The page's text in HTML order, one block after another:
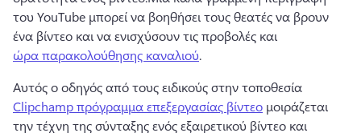
του YouTube μπορεί να βοηθήσει τους θεατές να βρουν
ένα βίντεο και να ενισχύσουν τις προβολές και
ώρα παρακολούθησης καναλιού.
Αυτός ο οδηγός από τους ειδικούς στην τοποθεσία
Clipchamp πρόγραμμα επεξεργασίας βίντεο μοιράζεται
την τέχνη της σύνταξης ενός εξαιρετικού βίντεο και